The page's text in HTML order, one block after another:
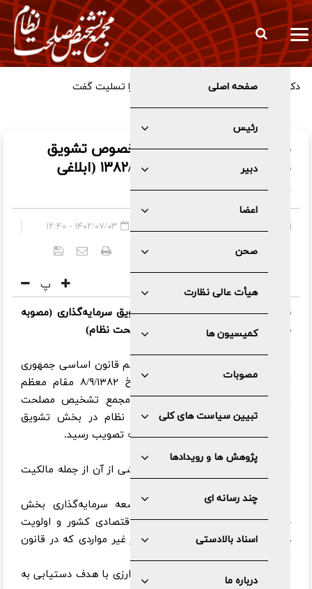
صفحه اصلی
رئیس
دبیر
اعضا
صحن
هیأت عالی نظارت
کمیسیون ها
مصوبات
تبیین سیاست های کلی
پژوهش ها و رویدادها
چند رسانه ای
اسناد بالادستی
درباره ما
دکتر اسداللهی درگذشت والده دکتر مظفر را تسلیت گفت
سياست هاي كلي نظام در خصوص تشويق
سرمايه گذاري.(مصوب۱۳۸۲/۰۹/۰۸ (ابلاغی
۱۳۸۹/۱۱/۲۹ )
۱۴۰۲/۰۷/۰۳ - ۱۲:۴۰
کد خبر:
پ
سیاست‌های کلی نظام در بخش تشویق سرمایه‌گذاری (مصوبه
مورخ ۱۳۸۲/۰۹/۰۸ مجمع تشخیص مصلحت نظام)
بر اساس بند اول اصل یکصد و دوازدهم قانون اساسی جمهوری
اسلامی ایران و در اجرای اوامر مورخ ۸/۹/۱۳۸۲ مقام معظم
رهبری، نظر مشورتی نهایی شورای مجمع تشخیص مصلحت
نظام در خصوص سیاست‌های کلی نظام در بخش تشویق
سرمایه‌گذاری طی ۱۱ بند به شرح ذیل به تصویب رسید.
۱- حمایت از مالکیت و کلیه حقوق ناشی از آن از جمله مالکیت
۲- تقویت و حمایت دولت از توسعه سرمایه‌گذاری بخش
خصوصی و تعاونی در فعالیت‌های اقتصادی کشور و اولویت
دادن به بخش خصوصی و تعاونی در غیر مواردی که در قانون
اساسی به دولت واگذار شده است.
۳- تنظیم سیاست‌های پولی، مالی و ارزی با هدف دستیابی به